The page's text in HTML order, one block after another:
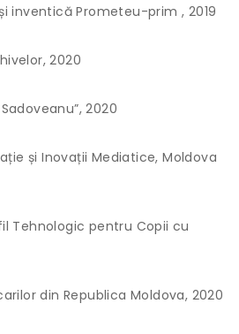
inventică Prometeu-prim , 2019
2020
2020
și Inovații Mediatice, Moldova
Tehnologic pentru Copii cu
din Republica Moldova, 2020